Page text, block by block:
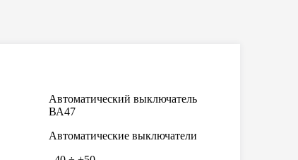
Автоматический выключатель
ВА47
Автоматические выключатели